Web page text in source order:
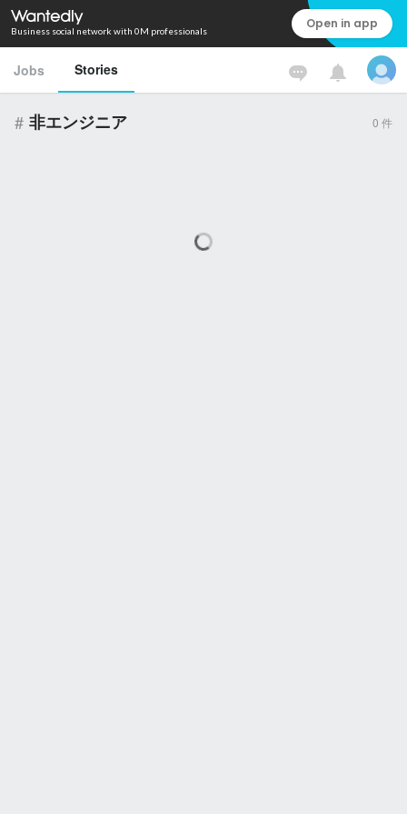
Business social network with 0M professionals Open in app
Jobs Stories
# 非エンジニア 0 件